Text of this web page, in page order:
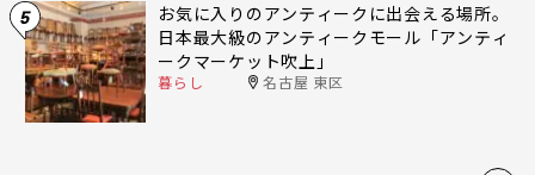
5
お気に入りのアンティークに出会える場所。
日本最大級のアンティークモール「アンティ
ークマーケット吹上」
暮らし 名古屋 東区